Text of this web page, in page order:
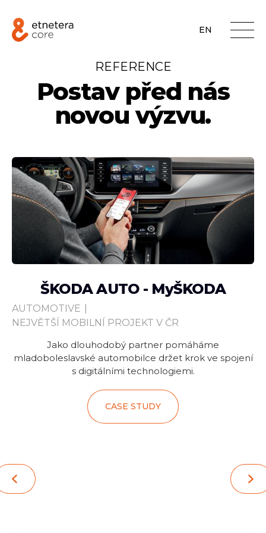
EN
REFERENCE
Postav před nás
novou výzvu.
ŠKODA AUTO - MyŠKODA
AUTOMOTIVE
NEJVĚTŠÍ MOBILNÍ PROJEKT V ČR
Jako dlouhodobý partner pomáháme
mladoboleslavské automobilce držet krok ve spojení
s digitálními technologiemi.
CASE STUDY